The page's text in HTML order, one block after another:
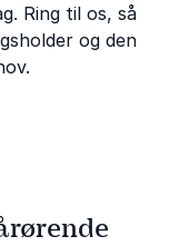
Ring til os, så
og den